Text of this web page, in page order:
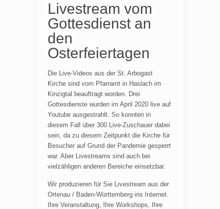
Livestream vom
Gottesdienst an
den
Osterfeiertagen
Die Live-Videos aus der St. Arbogast
Kirche sind vom Pfarramt in Haslach im
Kinzigtal beauftragt worden. Drei
Gottesdienste wurden im April 2020 live auf
Youtube ausgestrahlt. So konnten in
diesem Fall über 300 Live-Zuschauer dabei
sein, da zu diesem Zeitpunkt die Kirche für
Besucher auf Grund der Pandemie gesperrt
war. Aber Livestreams sind auch bei
vielzähligen anderen Bereiche einsetzbar.
Wir produzieren für Sie Livestream aus der
Ortenau / Baden-Württemberg ins Internet.
Ihre Veranstaltung, Ihre Workshops, Ihre